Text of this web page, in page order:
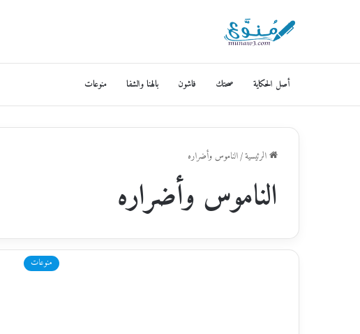
أصل الحكاية صحتك فاشون بالهنا والشفا منوعات
الرئيسية/الناموس وأضراره
الناموس وأضراره
منوعات